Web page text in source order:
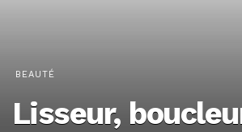
BEAUTÉ
Lisseur,